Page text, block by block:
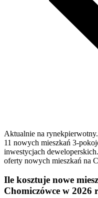
Aktualnie na
11 nowych mieszkań 3-
inwestycjach
oferty nowych mieszkań na
Ile kosztuje nowe
Chomiczówce w 2026